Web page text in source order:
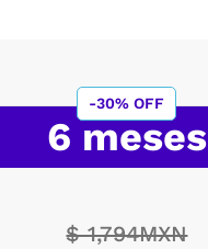
-30% OFF
6 meses
$ 1,794MXN